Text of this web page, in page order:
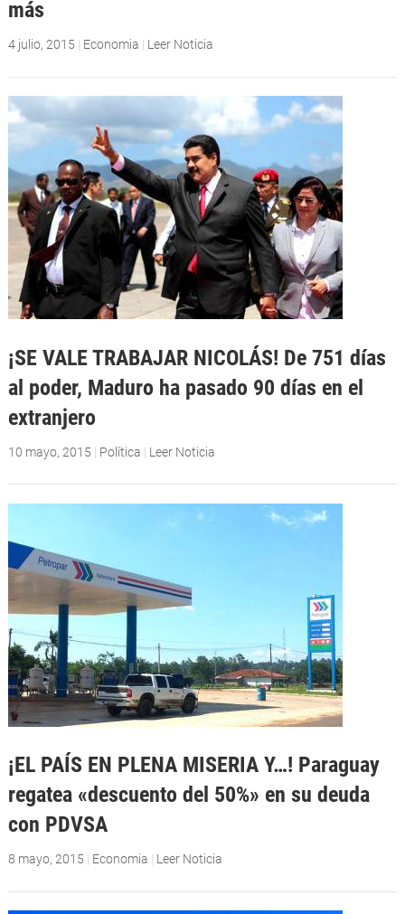
más
4 julio, 2015 | Economia | Leer Noticia
¡SE VALE TRABAJAR NICOLÁS! De 751 días
al poder, Maduro ha pasado 90 días en el
extranjero
10 mayo, 2015 | Política | Leer Noticia
¡EL PAÍS EN PLENA MISERIA Y…! Paraguay
regatea «descuento del 50%» en su deuda
con PDVSA
8 mayo, 2015 | Economia | Leer Noticia